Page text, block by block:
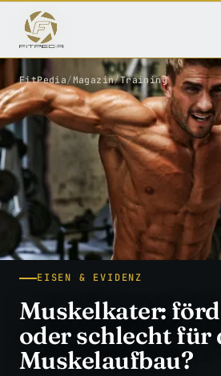
FitPedia/Magazin/Training
EISEN & EVIDENZ
Muskelkater:
oder schlecht für
Muskelaufbau?